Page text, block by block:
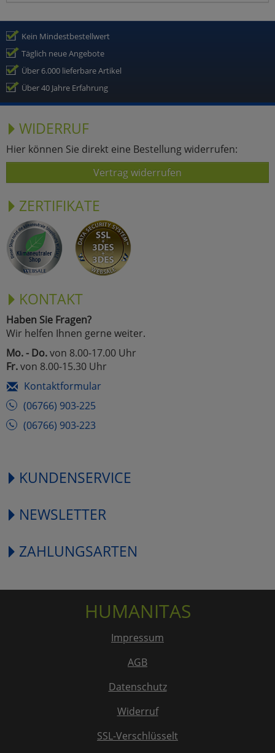
Kein Mindestbestellwert
Täglich neue Angebote
Über 6.000 lieferbare Artikel
Über 40 Jahre Erfahrung
WIDERRUF
Hier können Sie direkt eine Bestellung widerrufen:
Vertrag widerrufen
ZERTIFIKATE
KONTAKT
Haben Sie Fragen?
Wir helfen Ihnen gerne weiter.
Mo. - Do.von 8.00-17.00 Uhr
Fr.von 8.00-15.30 Uhr
Kontaktformular
(06766) 903-225
(06766) 903-223
KUNDENSERVICE
NEWSLETTER
ZAHLUNGSARTEN
HUMANITAS
Impressum
AGB
Datenschutz
Widerruf
SSL-Verschlüsselt